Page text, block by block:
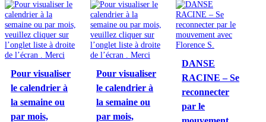
Pour visualiser
le calendrier à
la semaine ou
par mois,
Pour visualiser
le calendrier à
la semaine ou
par mois,
DANSE
RACINE – Se
reconnecter
par le